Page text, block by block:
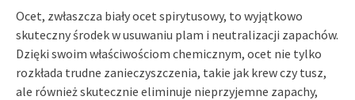
Ocet, zwłaszcza biały ocet spirytusowy, to wyjątkowo
skuteczny środek w usuwaniu plam i neutralizacji zapachów.
Dzięki swoim właściwościom chemicznym, ocet nie tylko
rozkłada trudne zanieczyszczenia, takie jak krew czy tusz,
ale również skutecznie eliminuje nieprzyjemne zapachy,